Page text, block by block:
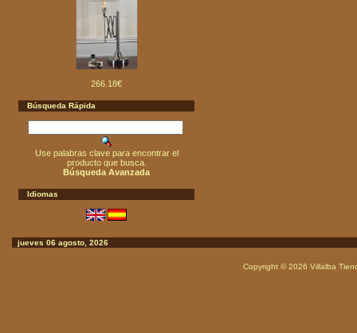
266.18€
Búsqueda Rápida
Use palabras clave para encontrar el
producto que busca.
Búsqueda Avanzada
Idiomas
jueves 06 agosto, 2026
Copyright © 2026 Villalba